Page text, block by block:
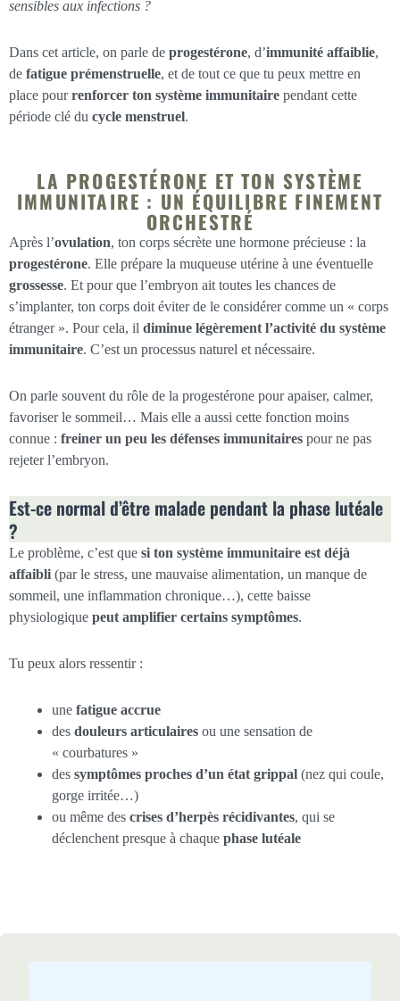
sensibles aux infections ?
Dans cet article, on parle de progestérone, d’immunité affaiblie,
de fatigue prémenstruelle, et de tout ce que tu peux mettre en
place pourrenforcer ton système immunitaire pendant cette
période clé du cycle menstruel.
LA PROGESTÉRONE ET TON SYSTÈME
IMMUNITAIRE : UN ÉQUILIBRE FINEMENT
ORCHESTRÉ
Après l’ovulation, ton corps sécrète une hormone précieuse : la
progestérone. Elle prépare la muqueuse utérine à une éventuelle
grossesse. Et pour que l’embryon ait toutes les chances de
s’implanter, ton corps doit éviter de le considérer comme un « corps
étranger ». Pour cela, il diminue légèrement l’activité du système
immunitaire. C’est un processus naturel et nécessaire.
On parle souvent du rôle de la progestérone pour apaiser, calmer,
favoriser le sommeil… Mais elle a aussi cette fonction moins
connue : freiner un peu les défenses immunitaires pour ne pas
rejeter l’embryon.
Est-ce normal d’être malade pendant la phase lutéale
?
Le problème, c’est que si ton système immunitaire est déjà
affaibli (par le stress, une mauvaise alimentation, un manque de
sommeil, une inflammation chronique…), cette baisse
physiologique peut amplifier certains symptômes.
Tu peux alors ressentir :
une fatigue accrue
des douleurs articulaires ou une sensation de
« courbatures »
des symptômes proches d’un état grippal (nez qui coule,
gorge irritée…)
ou même des crises d’herpès récidivantes, qui se
déclenchent presque à chaque phase lutéale